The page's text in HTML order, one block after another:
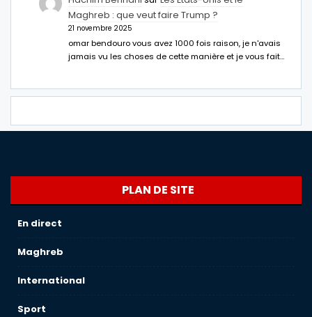
Maghreb : que veut faire Trump ?
21 novembre 2025
omar bendouro vous avez 1000 fois raison, je n'avais
jamais vu les choses de cette manière et je vous fait…
PLAN DE SITE
En direct
Maghreb
International
Sport